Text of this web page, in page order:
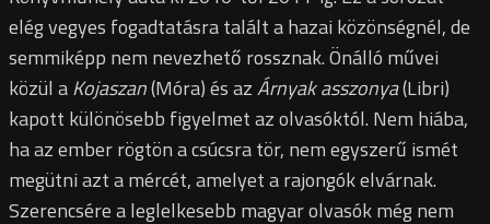
elég vegyes fogadtatásra talált a hazai közönségnél, de
semmiképp nem nevezhető rossznak. Önálló művei
közül aKojaszan(Móra) és azÁrnyak asszonya(Libri)
kapott különösebb figyelmet az olvasóktól. Nem hiába,
ha az ember rögtön a csúcsra tör, nem egyszerű ismét
megütni azt a mércét, amelyet a rajongók elvárnak.
Szerencsére a leglelkesebb magyar olvasók még nem